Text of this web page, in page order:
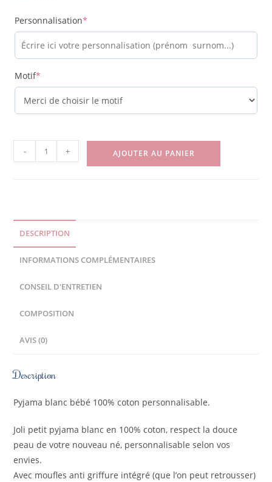
Personnalisation*
Motif*
- + AJOUTER AU PANIER
DESCRIPTION
INFORMATIONS COMPLÉMENTAIRES
CONSEIL D'ENTRETIEN
COMPOSITION
AVIS (0)
Description
Pyjama blanc bébé 100% coton personnalisable.
Joli petit pyjama blanc en 100% coton, respect la douce
peau de votre nouveau né, personnalisable selon vos
envies.
Avec moufles anti griffure intégré (que l’on peut retrousser)